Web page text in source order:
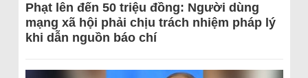
Phạt lên đến 50 triệu đồng: Người dùng
mạng xã hội phải chịu trách nhiệm pháp lý
khi dẫn nguồn báo chí